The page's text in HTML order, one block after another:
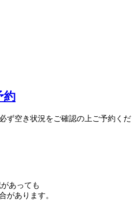
約
ず空き状況をご確認の上ご予約くだ
あっても
があります。